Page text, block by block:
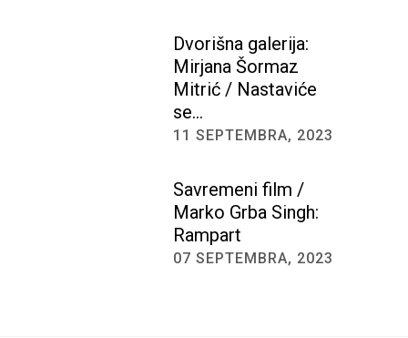
Dvorišna galerija:
Mirjana Šormaz
Mitrić / Nastaviće
se…
11 SEPTEMBRA, 2023
Savremeni film /
Marko Grba Singh:
Rampart
07 SEPTEMBRA, 2023